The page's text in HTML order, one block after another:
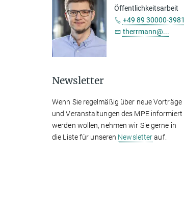
Öffentlichkeitsarbeit
+49 89 30000-3981
therrmann@...
Newsletter
Wenn Sie regelmäßig über neue Vorträge
und Veranstaltungen des MPE informiert
werden wollen, nehmen wir Sie gerne in
die Liste für unseren Newsletterauf.